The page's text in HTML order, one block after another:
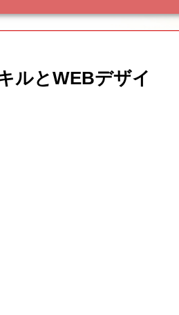
ルとWEBデザイ